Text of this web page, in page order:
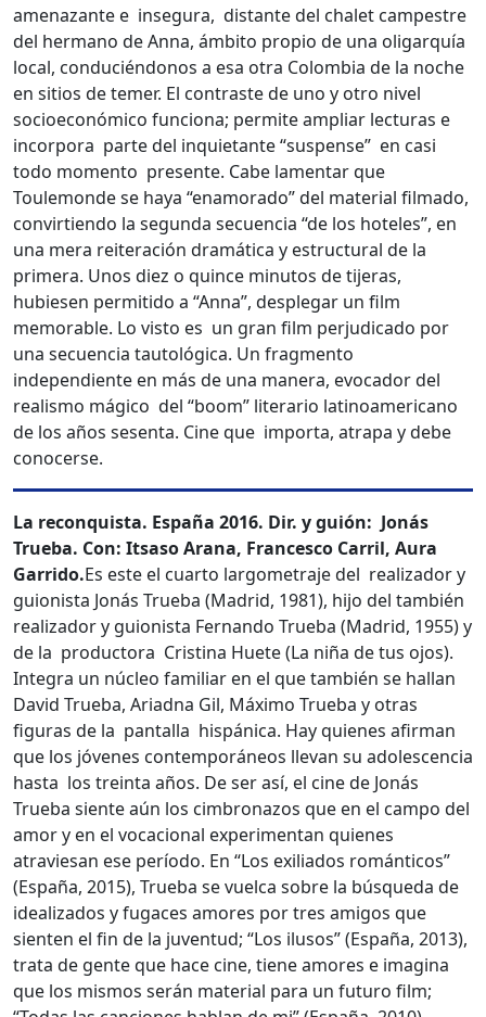
amenazante e insegura, distante del chalet campestre
del hermano de Anna, ámbito propio de una oligarquía
local, conduciéndonos a esa otra Colombia de la noche
en sitios de temer. El contraste de uno y otro nivel
socioeconómico funciona; permite ampliar lecturas e
incorpora parte del inquietante “suspense” en casi
todo momento presente. Cabe lamentar que
Toulemonde se haya “enamorado” del material filmado,
convirtiendo la segunda secuencia “de los hoteles”, en
una mera reiteración dramática y estructural de la
primera. Unos diez o quince minutos de tijeras,
hubiesen permitido a “Anna”, desplegar un film
memorable. Lo visto es un gran film perjudicado por
una secuencia tautológica. Un fragmento
independiente en más de una manera, evocador del
realismo mágico del “boom” literario latinoamericano
de los años sesenta. Cine que importa, atrapa y debe
conocerse.
La reconquista. España 2016. Dir. y guión: Jonás
Trueba. Con: Itsaso Arana, Francesco Carril, Aura
Garrido.Es este el cuarto largometraje del realizador y
guionista Jonás Trueba (Madrid, 1981), hijo del también
realizador y guionista Fernando Trueba (Madrid, 1955) y
de la productora Cristina Huete (La niña de tus ojos).
Integra un núcleo familiar en el que también se hallan
David Trueba, Ariadna Gil, Máximo Trueba y otras
figuras de la pantalla hispánica. Hay quienes afirman
que los jóvenes contemporáneos llevan su adolescencia
hasta los treinta años. De ser así, el cine de Jonás
Trueba siente aún los cimbronazos que en el campo del
amor y en el vocacional experimentan quienes
atraviesan ese período. En “Los exiliados románticos”
(España, 2015), Trueba se vuelca sobre la búsqueda de
idealizados y fugaces amores por tres amigos que
sienten el fin de la juventud; “Los ilusos” (España, 2013),
trata de gente que hace cine, tiene amores e imagina
que los mismos serán material para un futuro film;